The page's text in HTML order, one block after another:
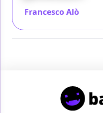
Francesco Alò